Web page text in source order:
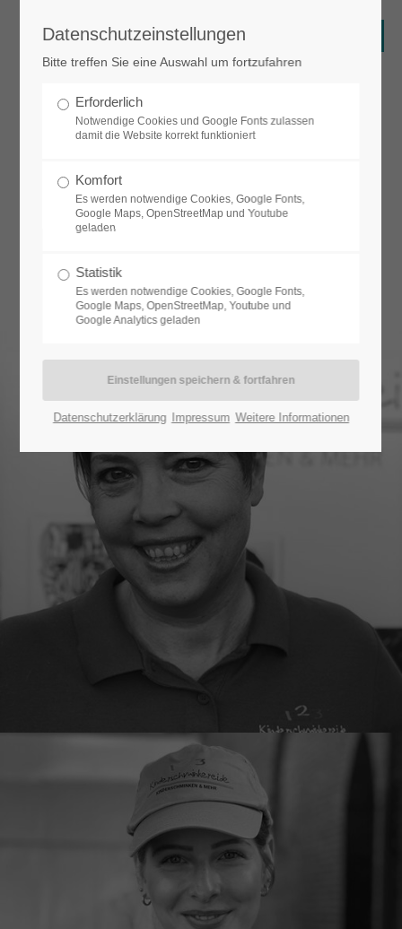
Passwort
Anmelden
Register|Lost your password?
Lorem ipsum dolor sit amet:
/ 365days
We offer support for our customers
Mon - Fri 8:00am - 5:00pm(GMT +1)
Get in touch
376-293 City Road, Suite 600
Have any questions?
+44 1234 567 890
info@yourdomain.com
Lorem ipsum dolor sit amet, consectetuer adipiscing
Datenschutzeinstellungen
Bitte treffen Sie eine Auswahl um fortzufahren
Erforderlich
Notwendige Cookies und Google Fonts zulassen
damit die Website korrekt funktioniert
Komfort
Es werden notwendige Cookies, Google Fonts,
Google Maps, OpenStreetMap und Youtube
geladen
Statistik
Es werden notwendige Cookies, Google Fonts,
Google Maps, OpenStreetMap, Youtube und
Google Analytics geladen
Datenschutzerklärung Impressum Weitere Informationen